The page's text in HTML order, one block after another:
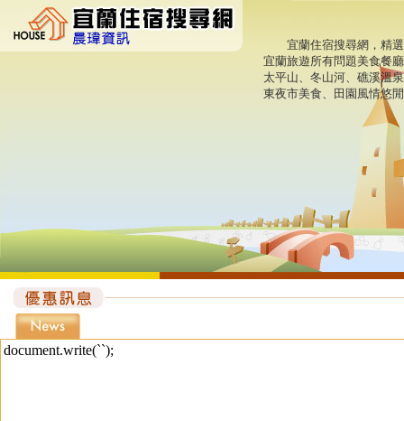
宜蘭住宿搜尋網，精選
宜蘭旅遊所有問題美食餐
太平山、冬山河、礁溪溫
東夜市美食、田園風情悠
document.write(``);